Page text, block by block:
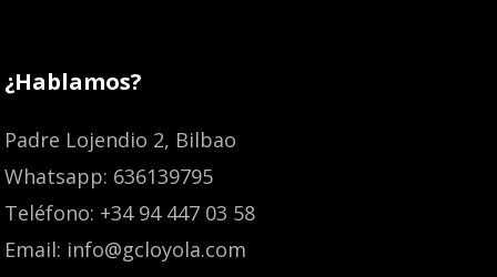
¿Hablamos?
Padre Lojendio 2, Bilbao
Whatsapp: 636139795
Teléfono: +34 94 447 03 58
Email: info@gcloyola.com